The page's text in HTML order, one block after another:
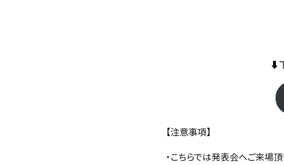
⬇︎
【注意事項】
・こちらでは発表会へご来場